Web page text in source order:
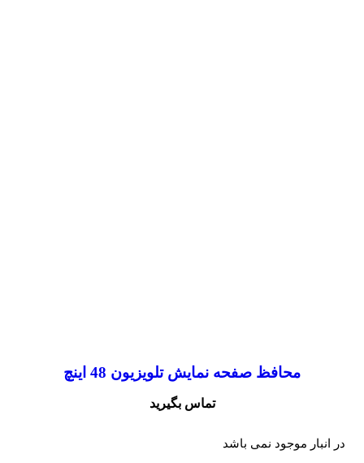
محافظ صفحه نمایش تلویزیون 48 اینچ
تماس بگیرید
در انبار موجود نمی باشد